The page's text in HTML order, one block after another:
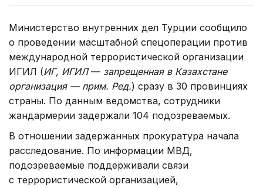
Министерство внутренних дел Турции сообщило
о проведении масштабной спецоперации против
международной террористической организации
ИГИЛ (ИГ, ИГИЛ— запрещенная в Казахстане
организация — прим. Ред.) сразу в 30 провинциях
страны. По данным ведомства, сотрудники
жандармерии задержали 104 подозреваемых.
В отношении задержанных прокуратура начала
расследование. По информации МВД,
подозреваемые поддерживали связи
с террористической организацией,